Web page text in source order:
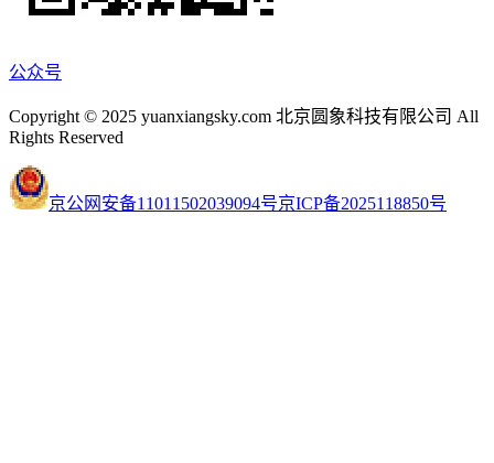
公众号
Copyright © 2025 yuanxiangsky.com 北京圆象科技有限公司 All
Rights Reserved
京公网安备11011502039094号京ICP备2025118850号